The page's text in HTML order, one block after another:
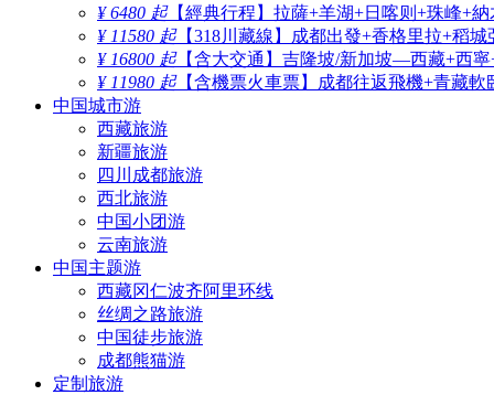
¥ 6480 起【經典行程】拉薩+羊湖+日喀则+珠峰+
¥ 11580 起【318川藏線】成都出發+香格里拉+稻
¥ 16800 起【含大交通】吉隆坡/新加坡—西藏+西寧
¥ 11980 起【含機票火車票】成都往返飛機+青藏
中国城市游
西藏旅游
新疆旅游
四川成都旅游
西北旅游
中国小团游
云南旅游
中国主题游
西藏冈仁波齐阿里环线
丝绸之路旅游
中国徒步旅游
成都熊猫游
定制旅游